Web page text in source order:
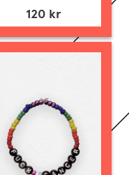
120 kr